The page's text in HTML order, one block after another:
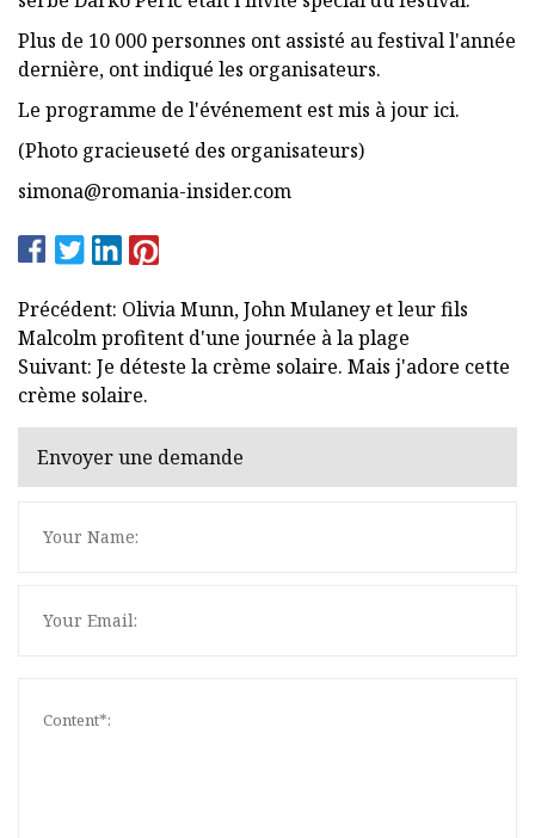
Plus de 10 000 personnes ont assisté au festival l'année
dernière, ont indiqué les organisateurs.
Le programme de l'événement est mis à jour ici.
(Photo gracieuseté des organisateurs)
simona@romania-insider.com
Précédent: Olivia Munn, John Mulaney et leur fils
Malcolm profitent d'une journée à la plage
Suivant: Je déteste la crème solaire. Mais j'adore cette
crème solaire.
Envoyer une demande